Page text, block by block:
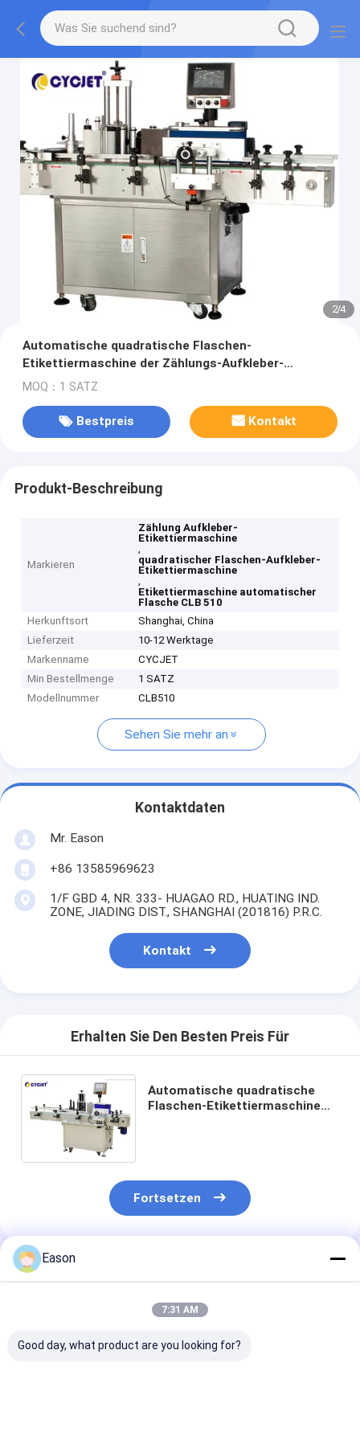
2/4
Automatische quadratische Flaschen-
Etikettiermaschine der Zählungs-Aufkleber-
Etikettiermaschine-CLB 510
MOQ：1 SATZ
Bestpreis Kontakt
Produkt-Beschreibung
Markieren
Zählung Aufkleber-
Etikettiermaschine
,
quadratischer Flaschen-Aufkleber-
Etikettiermaschine
,
Etikettiermaschine automatischer
Flasche CLB 510
Herkunftsort
Shanghai, China
Lieferzeit
10-12 Werktage
Markenname
CYCJET
Min Bestellmenge
1 SATZ
Modellnummer
CLB510
Sehen Sie mehr an
Kontaktdaten
Mr. Eason
+86 13585969623
1/F GBD 4, NR. 333- HUAGAO RD., HUATING IND.
ZONE, JIADING DIST., SHANGHAI (201816) P.R.C.
Kontakt
Erhalten Sie Den Besten Preis Für
Automatische quadratische
Flaschen-Etikettiermaschine
Fortsetzen
Empfohlene Produkte
Eason
7:31 AM
Good day, what product are you looking for?